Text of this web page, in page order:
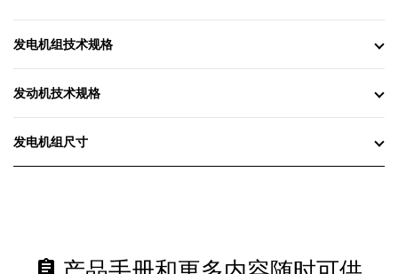
发电机组技术规格
发动机技术规格
发电机组尺寸
assignment